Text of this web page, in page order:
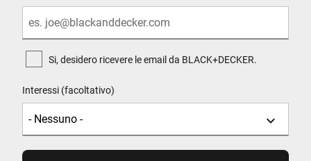
Si, desidero ricevere le email da BLACK+DECKER.
Interessi (facoltativo)